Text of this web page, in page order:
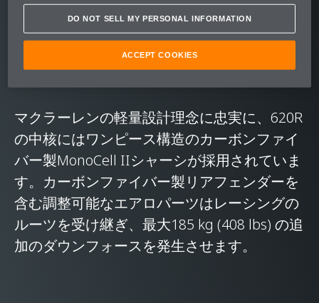
の表彰台を飾ったマクラーレン最高のレーシ
ングカーMcLaren 570S GT4をベースに開発
され、モータースポーツと公道の境界を曖昧
にするモデルです。
マクラーレンの軽量設計理念に忠実に、620R
の中核にはワンピース構造のカーボンファイ
バー製MonoCell IIシャーシが採用されていま
す。カーボンファイバー製リアフェンダーを
含む調整可能なエアロパーツはレーシングの
ルーツを受け継ぎ、最大185 kg (408 lbs) の追
加のダウンフォースを発生させます。
DO NOT SELL MY PERSONAL INFORMATION
ACCEPT COOKIES